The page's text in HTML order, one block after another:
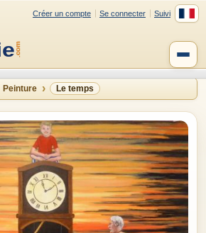
Créer un compte Se connecter Suivi
Peinture Le temps